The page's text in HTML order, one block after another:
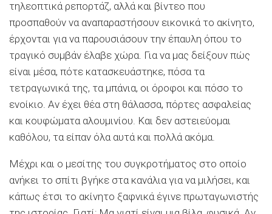
τηλεοπτικά ρεπορτάζ, αλλά και βίντεο που
προσπαθούν να αναπαραστήσουν εικονικά το ακίνητο,
έρχονται για να παρουσιάσουν την έπαυλη όπου το
τραγικό συμβάν έλαβε χώρα. Για να μας δείξουν πώς
είναι μέσα, πότε κατασκευάστηκε, πόσα τα
τετραγωνικά της, τα μπάνια, οι όροφοι και πόσο το
ενοίκιο. Αν έχει θέα στη θάλασσα, πόρτες ασφαλείας
και κουφώματα αλουμινίου. Και δεν αστειεύομαι
καθόλου, τα είπαν όλα αυτά και πολλά ακόμα.
Μέχρι και ο μεσίτης του συγκροτήματος στο οποίο
ανήκει το σπίτι βγήκε στα κανάλια για να μιλήσει, και
κάπως έτσι το ακίνητο ξαφνικά έγινε πρωταγωνιστής